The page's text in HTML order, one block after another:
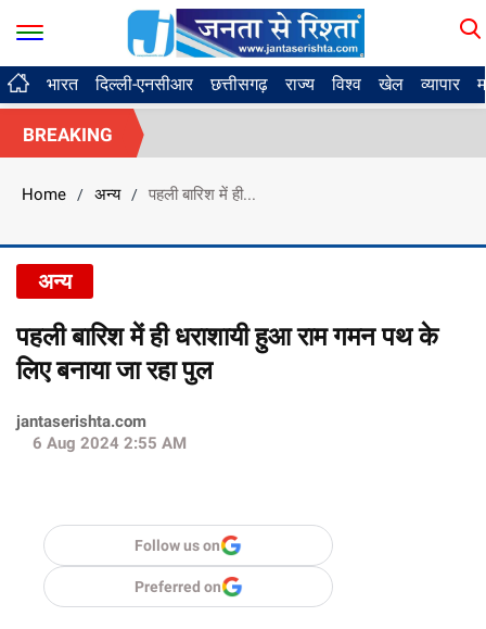
भारत दिल्ली-एनसीआर छत्तीसगढ़ राज्य विश्व खेल व्यापार
BREAKING
Home / अन्य / पहली बारिश में ही...
अन्य
पहली बारिश में ही धराशायी हुआ राम गमन पथ के
लिए बनाया जा रहा पुल
jantaserishta.com
6 Aug 2024 2:55 AM
Follow us on
Preferred on